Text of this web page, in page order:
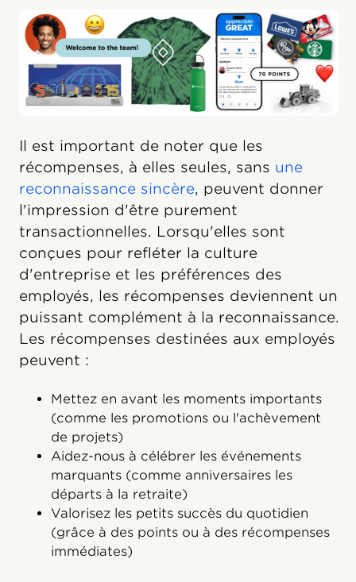
Il est important de noter que les
récompenses, à elles seules, sans une
reconnaissance sincère, peuvent donner
l'impression d'être purement
transactionnelles. Lorsqu'elles sont
conçues pour refléter la culture
d'entreprise et les préférences des
employés, les récompenses deviennent un
puissant complément à la reconnaissance.
Les récompenses destinées aux employés
peuvent :
Mettez en avant les moments importants
(comme les promotions ou l'achèvement
de projets)
Aidez-nous à célébrer les événements
marquants (comme anniversaires les
départs à la retraite)
Valorisez les petits succès du quotidien
(grâce à des points ou à des récompenses
immédiates)